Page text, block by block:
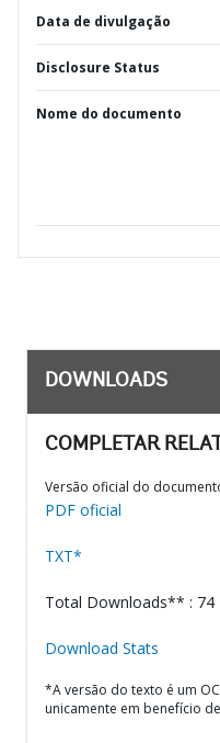
Data de divulgação
Disclosure Status
Nome do documento
DOWNLOADS
COMPLETAR
Versão oficial do
PDF oficial
TXT*
Total Downloads** : 74
Download Stats
*A versão do texto é um
unicamente em benefício